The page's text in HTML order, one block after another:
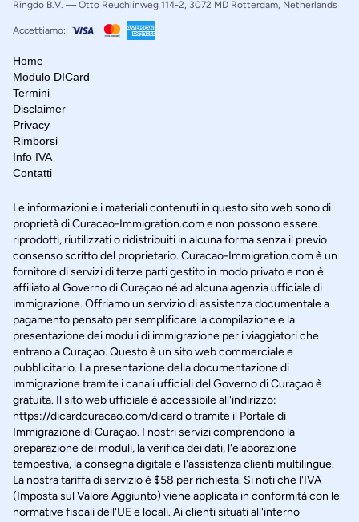
Ringdo B.V. — Otto Reuchlinweg 114-2, 3072 MD Rotterdam, Netherlands
Accettiamo:
Home
Modulo DICard
Termini
Disclaimer
Privacy
Rimborsi
Info IVA
Contatti
Le informazioni e i materiali contenuti in questo sito web sono di
proprietà di Curacao-Immigration.com e non possono essere
riprodotti, riutilizzati o ridistribuiti in alcuna forma senza il previo
consenso scritto del proprietario. Curacao-Immigration.com è un
fornitore di servizi di terze parti gestito in modo privato e non è
affiliato al Governo di Curaçao né ad alcuna agenzia ufficiale di
immigrazione. Offriamo un servizio di assistenza documentale a
pagamento pensato per semplificare la compilazione e la
presentazione dei moduli di immigrazione per i viaggiatori che
entrano a Curaçao. Questo è un sito web commerciale e
pubblicitario. La presentazione della documentazione di
immigrazione tramite i canali ufficiali del Governo di Curaçao è
gratuita. Il sito web ufficiale è accessibile all'indirizzo:
https://dicardcuracao.com/dicard o tramite il Portale di
Immigrazione di Curaçao. I nostri servizi comprendono la
preparazione dei moduli, la verifica dei dati, l'elaborazione
tempestiva, la consegna digitale e l'assistenza clienti multilingue.
La nostra tariffa di servizio è $58 per richiesta. Si noti che l'IVA
(Imposta sul Valore Aggiunto) viene applicata in conformità con le
normative fiscali dell'UE e locali. Ai clienti situati all'interno